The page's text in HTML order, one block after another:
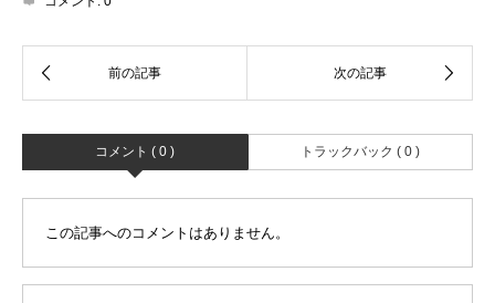
コメント ( 0 ) トラックバック ( 0 )
この記事へのコメントはありません。